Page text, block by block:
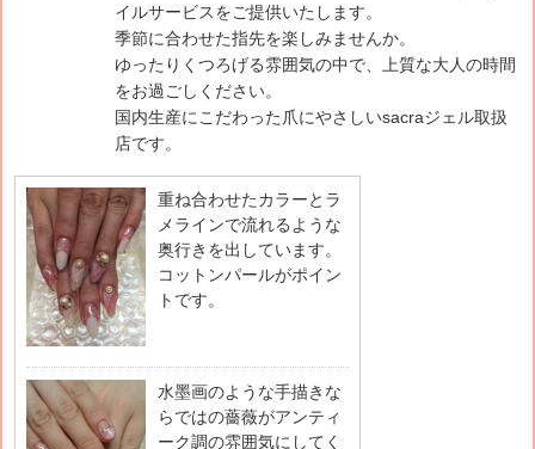
イルサービスをご提供いたします。
季節に合わせた指先を楽しみませんか。
ゆったりくつろげる雰囲気の中で、上質な大人の時間
をお過ごしください。
国内生産にこだわった爪にやさしいsacraジェル取扱
店です。
重ね合わせたカラーとラ
メラインで流れるような
奥行きを出しています。
コットンパールがポイン
トです。
水墨画のような手描きな
らではの薔薇がアンティ
ーク調の雰囲気にしてく